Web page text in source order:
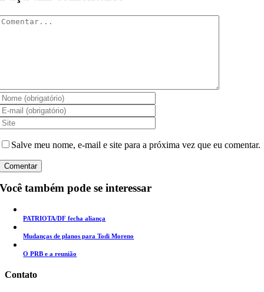
Salve meu nome, e-mail e site para a próxima vez que eu comentar.
Você também pode se interessar
PATRIOTA/DF fecha aliança
Mudanças de planos para Todi Moreno
O PRB e a reunião
Contato